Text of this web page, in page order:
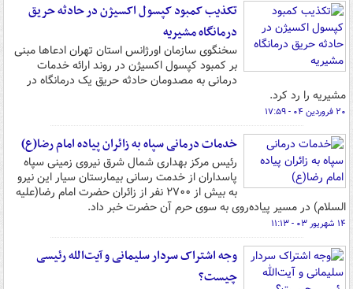
تکذیب کمبود کپسول اکسیژن در حادثه حریق
درمانگاه مشیریه
سخنگوی سازمان اورژانس استان تهران ادعاها مبنی
بر کمبود کپسول اکسیژن در روند ارائه خدمات
درمانی به مصدومان حادثه حریق یک درمانگاه در
مشیریه را رد کرد.
۲۰ فروردین ۰۴ - ۱۷:۵۹
خدمات درمانی سپاه به زائران پیاده امام رضا(ع)
رئیس مرکز بهداری شمال شرق نیروی زمینی سپاه
پاسداران از خدمت رسانی بیمارستان سیار این نیرو
به بیش از ۲۷۰۰ نفر از زائران حضرت امام رضا(علیه
السلام) در مسیر پیاده‌روی به سوی حرم آن حضرت خبر داد.
۱۴ شهریور ۰۳ - ۱۱:۱۳
وجه اشتراک سردار سلیمانی و آیت‌الله رئیسی
چیست؟